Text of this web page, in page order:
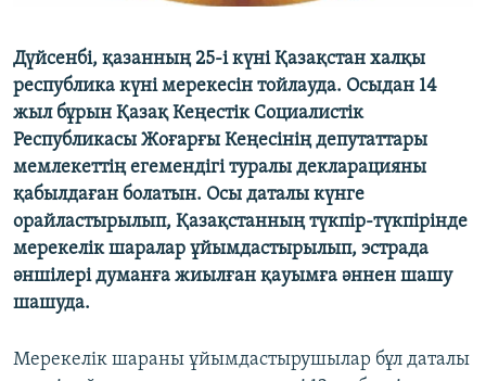
Дүйсенбі, қазанның 25-і күні Қазақстан халқы
республика күні мерекесін тойлауда. Осыдан 14
жыл бұрын Қазақ Кеңестік Социалистік
Республикасы Жоғарғы Кеңесінің депутаттары
мемлекеттің егемендігі туралы декларацияны
қабылдаған болатын. Осы даталы күнге
орайластырылып, Қазақстанның түкпір-түкпірінде
мерекелік шаралар ұйымдастырылып, эстрада
әншілері думанға жиылған қауымға әннен шашу
шашуда.
Мерекелік шараны ұйымдастырушылар бұл даталы